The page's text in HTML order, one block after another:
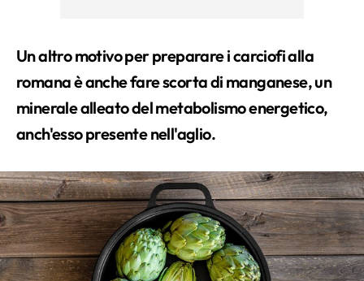
Un altro motivo per preparare i carciofi alla
romana è anche fare scorta di manganese, un
minerale alleato del metabolismo energetico,
anch'esso presente nell'aglio.